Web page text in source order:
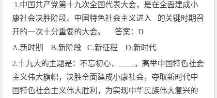
1.中国共产党第十九次全国代表大会，是在全面建成小
康社会决胜阶段、中国特色社会主义进入
的关键时期召
开的一次十分重要的大会。 答案：D
A.新时期 B.新阶段 C.新征程 D.新时代
2.十九大的主题是：不忘初心，
，高举中国特色社会
主义伟大旗帜，决胜全面建成小康社会，夺取新时代中
国特色社会主义伟大胜利，为实现中华民族伟大复兴的